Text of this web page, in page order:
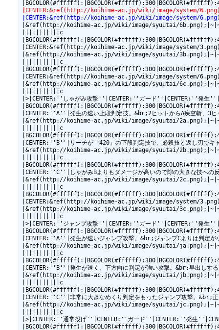
|CENTER:&ref(http://koihime-ac.jp/wiki/image/system/6.png);''＋B''|
|CENTER:&ref(http://koihime-ac.jp/wiki/image/system/6.png);''＋B''|
|&ref(http://koihime-ac.jp/wiki/image/syuutai/
|||||||||||c
|CENTER:&ref(http://koihime-ac.jp/wiki/image/system/3.png);''＋
|&ref(http://koihime-ac.jp/wiki/image/syuutai/
|||||||||||c
|CENTER:&ref(http://koihime-ac.jp/wiki/image/system/6.png);''＋
|&ref(http://koihime-ac.jp/wiki/image/syuutai/
|||||||||||c
|>|CENTER:''しゃがみ攻撃''|CENTER:''ガード''|CENTER:''発
|CENTER:''A''|発生の速い上段判定技。&br;2ヒットからA疾空斬、3ヒ
|&ref(http://koihime-ac.jp/wiki/image/syuutai/
|||||||||||c
|CENTER:''B''|リーチが「420」の下段判定技で、必殺技と返し刃でキ
|&ref(http://koihime-ac.jp/wiki/image/syuutai/
|||||||||||c
|CENTER:''C''|しゃがみBよりもダメージが高いので隙の大きな技への
|&ref(http://koihime-ac.jp/wiki/image/syuutai/
|||||||||||c
|CENTER:&ref(http://koihime-ac.jp/wiki/image/system/3.png);''＋
|&ref(http://koihime-ac.jp/wiki/image/syuutai/
|||||||||||c
|>|CENTER:''ジャンプ攻撃''|CENTER:''ガード''|CENTER:''発
|CENTER:''A''|発生が速いジャンプ攻撃。&br;ジャンプCよりは判定が
|&ref(http://koihime-ac.jp/wiki/image/syuutai/
|||||||||||c
|CENTER:''B''|発生が速く、下方向に判定が強い攻撃。&br;早出しす
|&ref(http://koihime-ac.jp/wiki/image/syuutai/
|||||||||||c
|CENTER:''C''|非常に大きなめくり判定をもったジャンプ攻撃。&br;
|&ref(http://koihime-ac.jp/wiki/image/syuutai/
|||||||||||c
|>|CENTER:''通常投げ''|CENTER:''ガード''|CENTER:''発生